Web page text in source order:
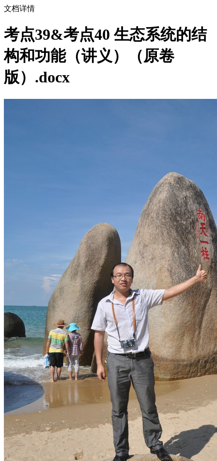
文档详情
考点39&考点40 生态系统的结
构和功能（讲义）（原卷
版）.docx